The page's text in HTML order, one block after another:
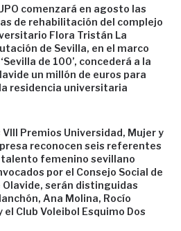
comenzará en agosto las
de rehabilitación del complejo
Flora Tristán La
de Sevilla, en el marco
de 100’, concederá a la
un millón de euros para
residencia universitaria
VIII Premios Universidad, Mujer y
reconocen seis referentes
talento femenino sevillano
por el Consejo Social de
Olavide, serán distinguidas
Ana Molina, Rocío
Club Voleibol Esquimo Dos